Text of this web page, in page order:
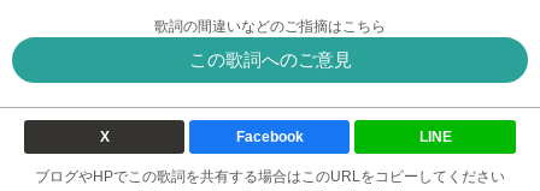
歌詞の間違いなどのご指摘はこちら
この歌詞へのご意見
X Facebook LINE
ブログやHPでこの歌詞を共有する場合はこのURLをコピーしてください